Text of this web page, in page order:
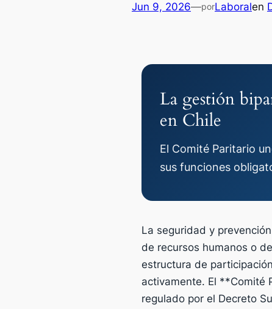
Jun 9, 2026—porLaboralen
La gestión
en Chile
El Comité Paritario
sus funciones
La seguridad y
de recursos humanos o
estructura de
activamente. El **Comité
regulado por el Decreto